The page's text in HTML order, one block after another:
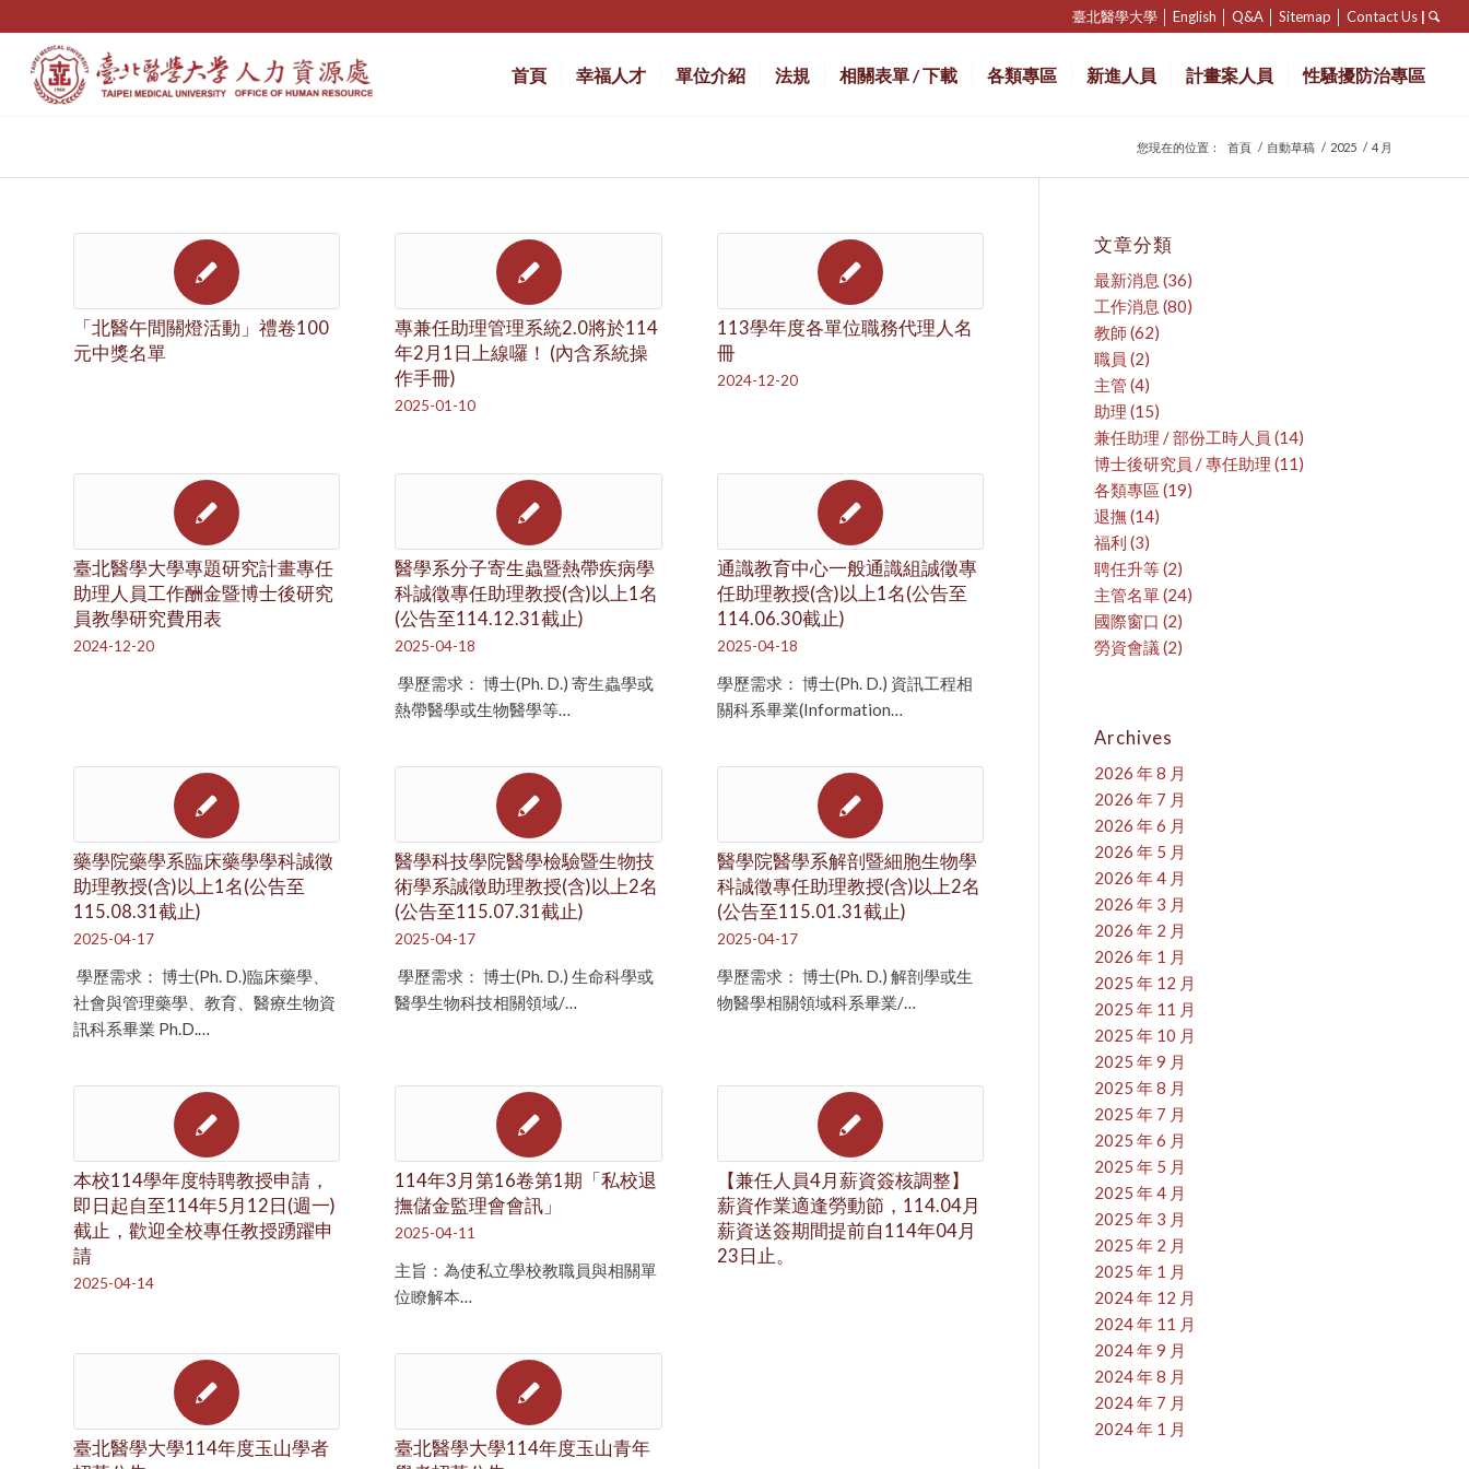
臺北醫學大學 │English │Q&A │Sitemap │Contact Us |
首頁 幸福人才 單位介紹 法規 相關表單 / 下載 各類專區 新進人員 計畫案人員 性騷擾防治專區
您現在的位置： 首頁 / 自動草稿 / 2025 / 4 月
「北醫午間關燈活動」禮卷100
元中獎名單
專兼任助理管理系統2.0將於114
年2月1日上線囉！ (內含系統操
作手冊)
2025-01-10
113學年度各單位職務代理人名
冊
2024-12-20
臺北醫學大學專題研究計畫專任
助理人員工作酬金暨博士後研究
員教學研究費用表
2024-12-20
醫學系分子寄生蟲暨熱帶疾病學
科誠徵專任助理教授­­(含)以上1名
(公告至114.12.31截止)
2025-04-18
學歷需求： 博士(Ph. D.) 寄生蟲學或
熱帶醫學或生物醫學等…
通識教育中心一般通識組誠徵專
任助理教授(含)以上1名(公告至
114.06.30截止)
2025-04-18
學歷需求： 博士(Ph. D.) 資訊工程相
關科系畢業(Information…
藥學院藥學系臨床藥學學科誠徵
助理教授(含)以上1名(公告至
115.08.31截止)
2025-04-17
學歷需求： 博士(Ph. D.)臨床藥學、
社會與管理藥學、教育、醫療生物資
訊科系畢業 Ph.D.…
醫學科技學院醫學檢驗暨生物技
術學系誠徵助理教授(含)以上2名
(公告至115.07.31截止)
2025-04-17
學歷需求： 博士(Ph. D.) 生命科學或
醫學生物科技相關領域/…
醫學院醫學系解剖暨細胞生物學
科誠徵專任助理教授(含)以上2名
(公告至115.01.31截止)
2025-04-17
學歷需求： 博士(Ph. D.) 解剖學或生
物醫學相關領域科系畢業/…
本校114學年度特聘教授申請，
即日起自至114年5月12日(週一)
截止，歡迎全校專任教授踴躍申
請
2025-04-14
114年3月第16卷第1期「私校退
撫儲金監理會會訊」
2025-04-11
主旨：為使私立學校教職員與相關單
位瞭解本…
【兼任人員4月薪資簽核調整】
薪資作業適逢勞動節，114.04月
薪資送簽期間提前自114年04月
23日止。
臺北醫學大學114年度玉山學者
臺北醫學大學114年度玉山青年
文章分類
最新消息 (36)
工作消息 (80)
教師 (62)
職員 (2)
主管 (4)
助理 (15)
兼任助理 / 部份工時人員 (14)
博士後研究員 / 專任助理 (11)
各類專區 (19)
退撫(14)
福利 (3)
聘任升等(2)
主管名單(24)
國際窗口 (2)
勞資會議 (2)
Archives
2026 年 8 月
2026 年 7 月
2026 年 6 月
2026 年 5 月
2026 年 4 月
2026 年 3 月
2026 年 2 月
2026 年 1 月
2025 年 12 月
2025 年 11 月
2025 年 10 月
2025 年 9 月
2025 年 8 月
2025 年 7 月
2025 年 6 月
2025 年 5 月
2025 年 4 月
2025 年 3 月
2025 年 2 月
2025 年 1 月
2024 年 12 月
2024 年 11 月
2024 年 9 月
2024 年 8 月
2024 年 7 月
2024 年 1 月